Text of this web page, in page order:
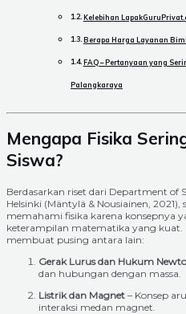
Kelebihan
Berapa Harga Layanan
FAQ – Pertanyaan yang
Palangkaraya
Mengapa Fisika
Siswa?
Berdasarkan riset dari Department of
Helsinki (Mäntylä & Nousiainen,
memahami fisika karena konsepnya
keterampilan matematika yang kuat.
membuat pusing antara lain:
Gerak Lurus dan Hukum
dan hubungan dengan massa.
Listrik dan Magnet – Konsep
interaksi medan magnet.